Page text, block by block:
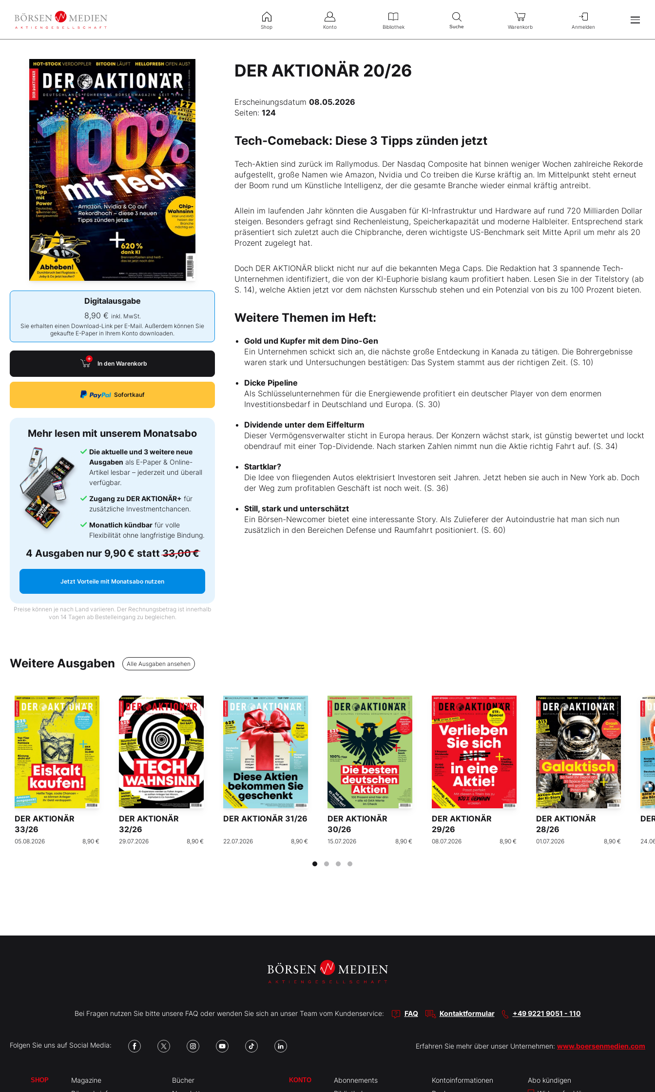
Shop Konto Bibliothek Suche Warenkorb Anmelden
DER AKTIONÄR 20/26
Erscheinungsdatum08.05.2026
Digitalausgabe
8,90 € inkl. MwSt.
Sie erhalten einen Download-Link per E-Mail. Außerdem können Sie
gekaufte E-Paper in Ihrem Konto downloaden.
In den Warenkorb
Sofortkauf
Mehr lesen mit unserem Monatsabo
Die aktuelle und 3 weitere neue
Ausgaben als E-Paper & Online-
Artikel lesbar – jederzeit und überall
verfügbar.
Zugang zu DER AKTIONÄR+ für
zusätzliche Investmentchancen.
Monatlich kündbar für volle
Flexibilität ohne langfristige Bindung.
4 Ausgaben nur 9,90 € statt33,00 €
Jetzt Vorteile mit Monatsabo nutzen
Preise können je nach Land variieren. Der Rechnungsbetrag ist innerhalb
von 14 Tagen ab Bestelleingang zu begleichen.
Seiten:124
Tech-Comeback: Diese 3 Tipps zünden jetzt
Tech-Aktien sind zurück im Rallymodus. Der Nasdaq Composite hat binnen weniger Wochen zahlreiche Rekorde
aufgestellt, große Namen wie Amazon, Nvidia und Co treiben die Kurse kräftig an. Im Mittelpunkt steht erneut
der Boom rund um Künstliche Intelligenz, der die gesamte Branche wieder einmal kräftig antreibt.
Allein im laufenden Jahr könnten die Ausgaben für KI-Infrastruktur und Hardware auf rund 720 Milliarden Dollar
steigen. Besonders gefragt sind Rechenleistung, Speicherkapazität und moderne Halbleiter. Entsprechend stark
präsentiert sich zuletzt auch die Chipbranche, deren wichtigste US-Benchmark seit Mitte April um mehr als 20
Prozent zugelegt hat.
Doch DER AKTIONÄR blickt nicht nur auf die bekannten Mega Caps. Die Redaktion hat 3 spannende Tech-
Unternehmen identifiziert, die von der KI-Euphorie bislang kaum profitiert haben. Lesen Sie in der Titelstory (ab
S. 14), welche Aktien jetzt vor dem nächsten Kursschub stehen und ein Potenzial von bis zu 100 Prozent bieten.
Weitere Themen im Heft:
Gold und Kupfer mit dem Dino-Gen
Ein Unternehmen schickt sich an, die nächste große Entdeckung in Kanada zu tätigen. Die Bohrergebnisse
waren stark und Untersuchungen bestätigen: Das System stammt aus der richtigen Zeit. (S. 10)
Dicke Pipeline
Als Schlüsselunternehmen für die Energiewende profitiert ein deutscher Player von dem enormen
Investitionsbedarf in Deutschland und Europa. (S. 30)
Dividende unter dem Eiffelturm
Dieser Vermögensverwalter sticht in Europa heraus. Der Konzern wächst stark, ist günstig bewertet und lockt
obendrauf mit einer Top-Dividende. Nach starken Zahlen nimmt nun die Aktie richtig Fahrt auf. (S. 34)
Startklar?
Die Idee von fliegenden Autos elektrisiert Investoren seit Jahren. Jetzt heben sie auch in New York ab. Doch
der Weg zum profitablen Geschäft ist noch weit. (S. 36)
Still, stark und unterschätzt
Ein Börsen-Newcomer bietet eine interessante Story. Als Zulieferer der Autoindustrie hat man sich nun
zusätzlich in den Bereichen Defense und Raumfahrt positioniert. (S. 60)
Weitere Ausgaben Alle Ausgaben ansehen
DER AKTIONÄR
33/26
05.08.2026 8,90 €
DER AKTIONÄR
32/26
29.07.2026 8,90 €
DER AKTIONÄR 31/26
22.07.2026 8,90 €
DER AKTIONÄR
30/26
15.07.2026 8,90 €
DER AKTIONÄR
29/26
08.07.2026 8,90 €
DER AKTIONÄR
28/26
01.07.2026 8,90 €
Bei Fragen nutzen Sie bitte unsere FAQ oder wenden Sie sich an unser Team vom Kundenservice: FAQ Kontaktformular +49 9221 9051 - 110
Folgen Sie uns auf Social Media: Erfahren Sie mehr über unser Unternehmen: www.boersenmedien.com
SHOP
Magazine
Bücher
KONTO
Abonnements
Kontoinformationen
Abo kündigen